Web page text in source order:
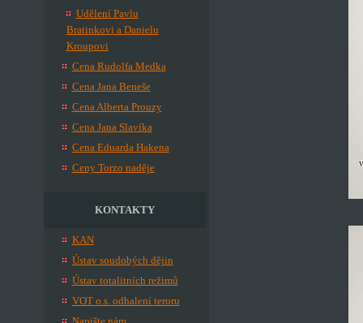
Udělení Pavlu
Bratinkovi a Danielu
Kroupovi
Cena Rudolfa Medka
Cena Jana Beneše
Cena Alberta Prouzy
Cena Jana Slavíka
Cena Eduarda Hakena
Ceny Torzo naděje
KONTAKTY
KAN
Ústav soudobých dějin
Ústav totalitních režimů
VOT o.s. odhalení teroru